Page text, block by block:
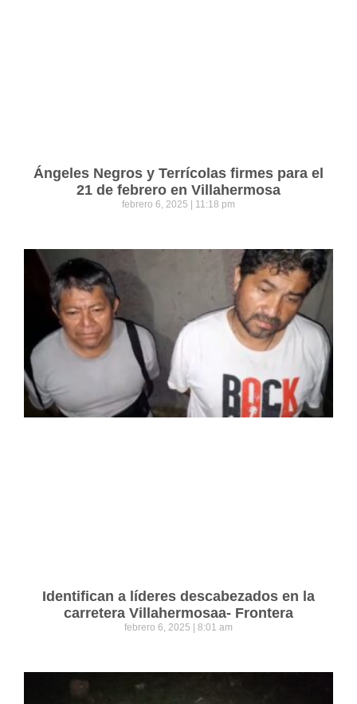
Ángeles Negros y Terrícolas firmes para el
21 de febrero en Villahermosa
febrero 6, 2025 11:18 pm
Identifican a líderes descabezados en la
carretera Villahermosaa- Frontera
febrero 6, 2025 8:01 am